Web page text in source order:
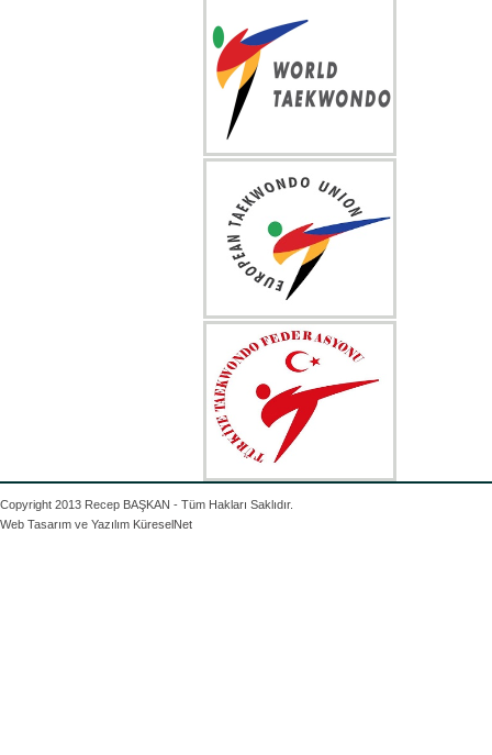
Copyright 2013 Recep BAŞKAN - Tüm Hakları Saklıdır.
Web Tasarım ve Yazılım KüreselNet